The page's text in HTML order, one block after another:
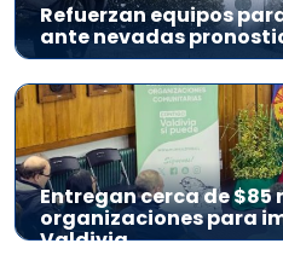
Refuerzan equipos
ante nevadas
Entregan cerca de $85
organizaciones para
Valdivia